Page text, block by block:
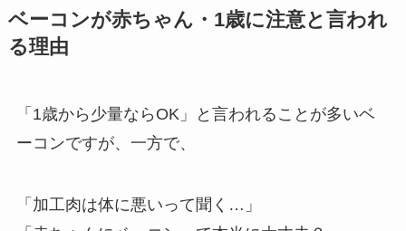
ベーコンが赤ちゃん・1歳に注意と言われ
る理由
「1歳から少量ならOK」と言われることが多いベ
ーコンですが、一方で、
「加工肉は体に悪いって聞く…」